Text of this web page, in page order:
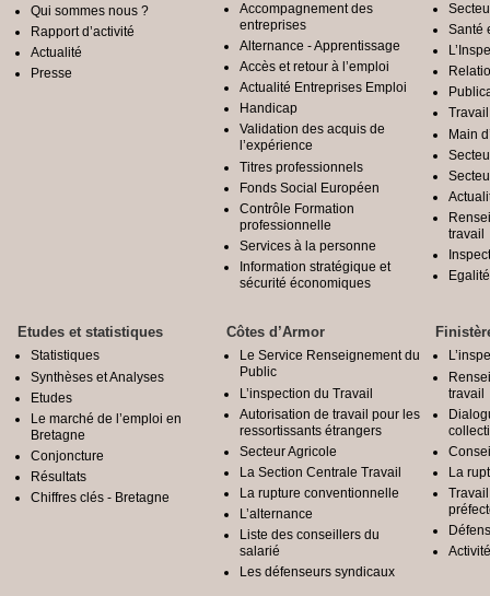
Qui sommes nous ?
Rapport d’activité
Actualité
Presse
Accompagnement des
entreprises
Alternance - Apprentissage
Accès et retour à l’emploi
Actualité Entreprises Emploi
Handicap
Validation des acquis de
l’expérience
Titres professionnels
Fonds Social Européen
Contrôle Formation
professionnelle
Services à la personne
Information stratégique et
sécurité économiques
Santé
Main
travail
Etudes et statistiques
Statistiques
Synthèses et Analyses
Etudes
Le marché de l’emploi en
Bretagne
Conjoncture
Résultats
Chiffres clés - Bretagne
Côtes d’Armor
Le Service Renseignement du
Public
L’inspection du Travail
Autorisation de travail pour les
ressortissants étrangers
Secteur Agricole
La Section Centrale Travail
La rupture conventionnelle
L’alternance
Liste des conseillers du
salarié
Les défenseurs syndicaux
travail
La